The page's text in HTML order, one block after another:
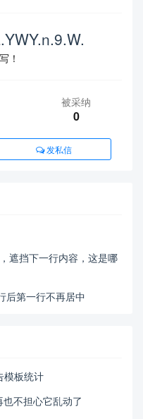
！
被采纳
0
发私信
遮挡下一行内容，这是哪
后第一行不再居中
模板统计
不担心它乱动了